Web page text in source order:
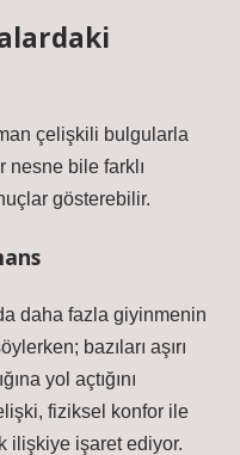
çelişkili bulgularla
nesne bile farklı
gösterebilir.
daha fazla giyinmenin
bazıları aşırı
yol açtığını
fiziksel konfor ile
ilişkiye işaret ediyor.